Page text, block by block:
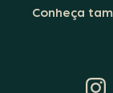
Conheça